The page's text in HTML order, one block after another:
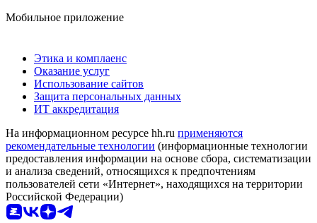
Мобильное приложение
Этика и комплаенс
Оказание услуг
Использование сайтов
Защита персональных данных
ИТ аккредитация
На информационном ресурсе hh.ru применяются
рекомендательные технологии (информационные технологии
предоставления информации на основе сбора, систематизации
и анализа сведений, относящихся к предпочтениям
пользователей сети «Интернет», находящихся на территории
Российской Федерации)